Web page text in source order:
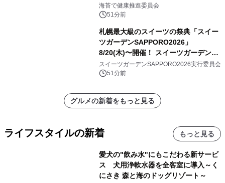
けします！
海苔で健康推進委員会
51分前
札幌最大級のスイーツの祭典「スイー
ツガーデンSAPPORO2026」
8/20(木)〜開催！ スイーツガーデン史
上最多50種のコラボケーキが集結／前
日8/19(水)メディア試食会も初開催
スイーツガーデンSAPPORO2026実行委員会
51分前
グルメの新着をもっと見る
ライフスタイルの新着 もっと見る
愛犬の"飲み水"にもこだわる新サービ
ス 犬用浄軟水器を全客室に導入～く
にさき 森と海のドッグリゾート～